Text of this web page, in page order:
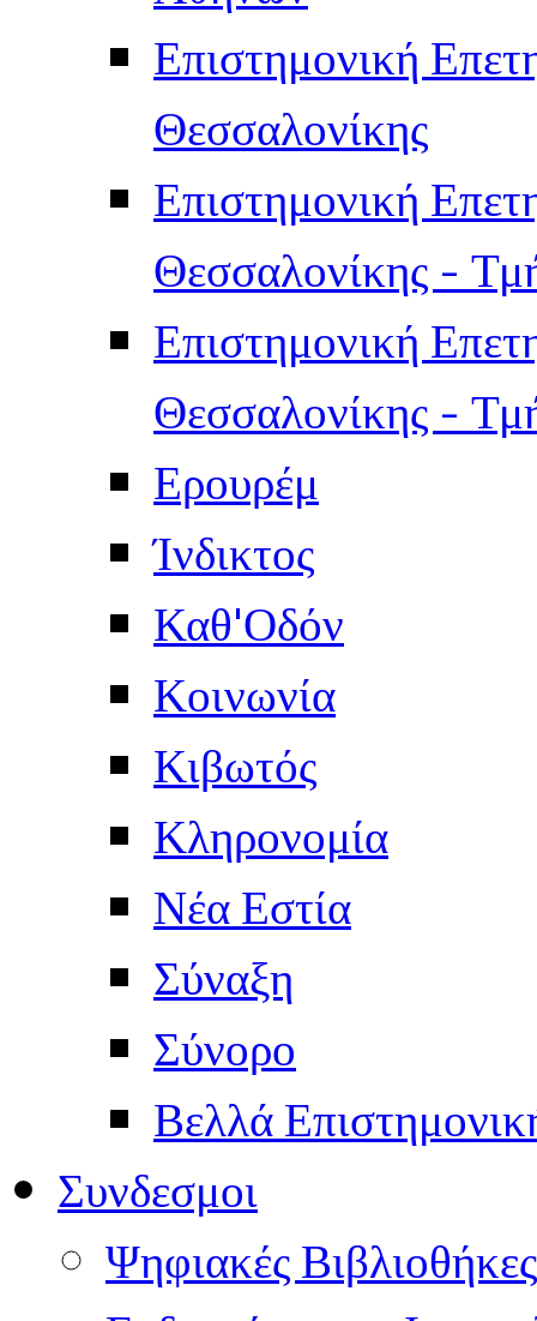
Επιστημονική
Θεσσαλονίκης
Επιστημονική
Θεσσαλονίκης -
Επιστημονική
Θεσσαλονίκης -
Ερουρέμ
Ίνδικτος
Καθ'Οδόν
Κοινωνία
Κιβωτός
Κληρονομία
Νέα Εστία
Σύναξη
Σύνορο
Βελλά
Συνδεσμοι
Ψηφιακές Βιβλιοθήκες